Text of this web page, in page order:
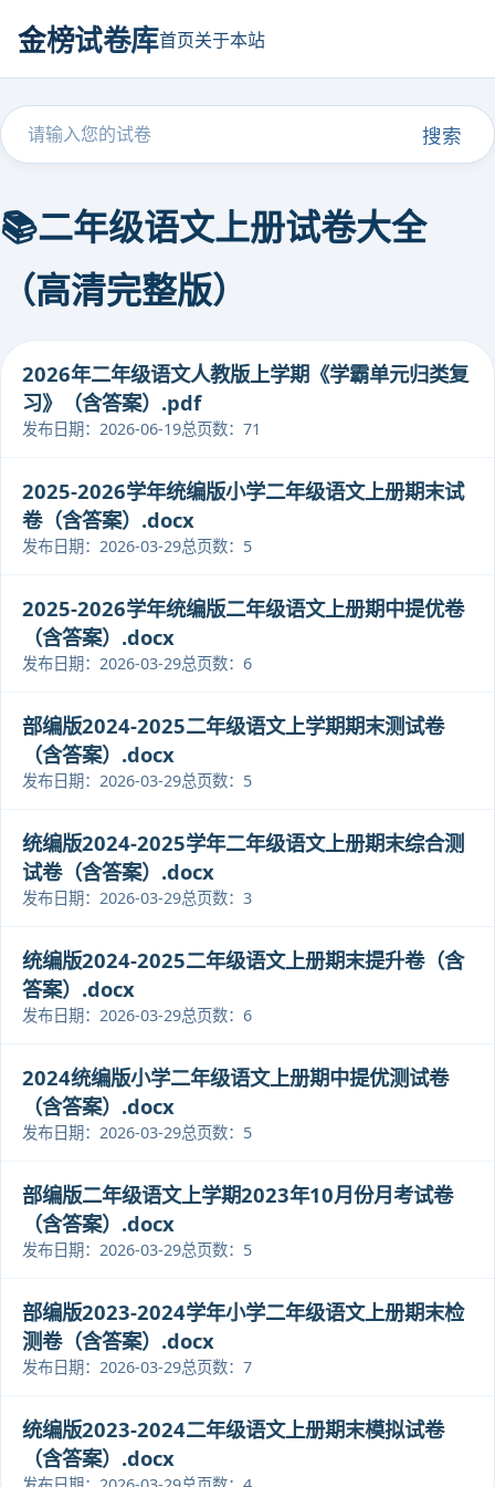
金榜试卷库首页关于本站
搜索
📚二年级语文上册试卷大全
（高清完整版）
2026年二年级语文人教版上学期《学霸单元归类复
习》（含答案）.pdf
发布日期：2026-06-19总页数：71
2025-2026学年统编版小学二年级语文上册期末试
卷（含答案）.docx
发布日期：2026-03-29总页数：5
2025-2026学年统编版二年级语文上册期中提优卷
（含答案）.docx
发布日期：2026-03-29总页数：6
部编版2024-2025二年级语文上学期期末测试卷
（含答案）.docx
发布日期：2026-03-29总页数：5
统编版2024-2025学年二年级语文上册期末综合测
试卷（含答案）.docx
发布日期：2026-03-29总页数：3
统编版2024-2025二年级语文上册期末提升卷（含
答案）.docx
发布日期：2026-03-29总页数：6
2024统编版小学二年级语文上册期中提优测试卷
（含答案）.docx
发布日期：2026-03-29总页数：5
部编版二年级语文上学期2023年10月份月考试卷
（含答案）.docx
发布日期：2026-03-29总页数：5
部编版2023-2024学年小学二年级语文上册期末检
测卷（含答案）.docx
发布日期：2026-03-29总页数：7
统编版2023-2024二年级语文上册期末模拟试卷
（含答案）.docx